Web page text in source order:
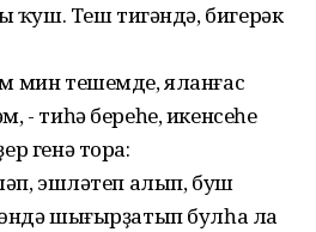
ҡуш. Теш тигәндә, бигерәк
мин тешемде, яланғас
- тиһә береһе, икенсеһе
генә тора:
эшләтеп алып, буш
шығырҙатып булһа ла